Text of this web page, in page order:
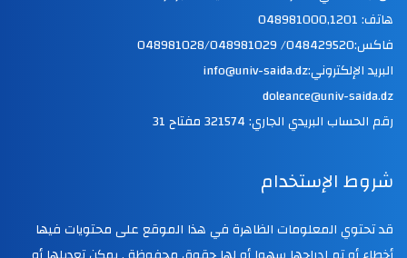
هاتف: 048981000,1201
فاكس:048429520/ 048981028/048981029
البريد الإلكتروني:info@univ-saida.dz
doleance@univ-saida.dz
رقم الحساب البريدي الجاري: 321574 مفتاح 31
شروط الإستخدام
قد تحتوي المعلومات الظاهرة في هذا الموقع على محتويات فيها